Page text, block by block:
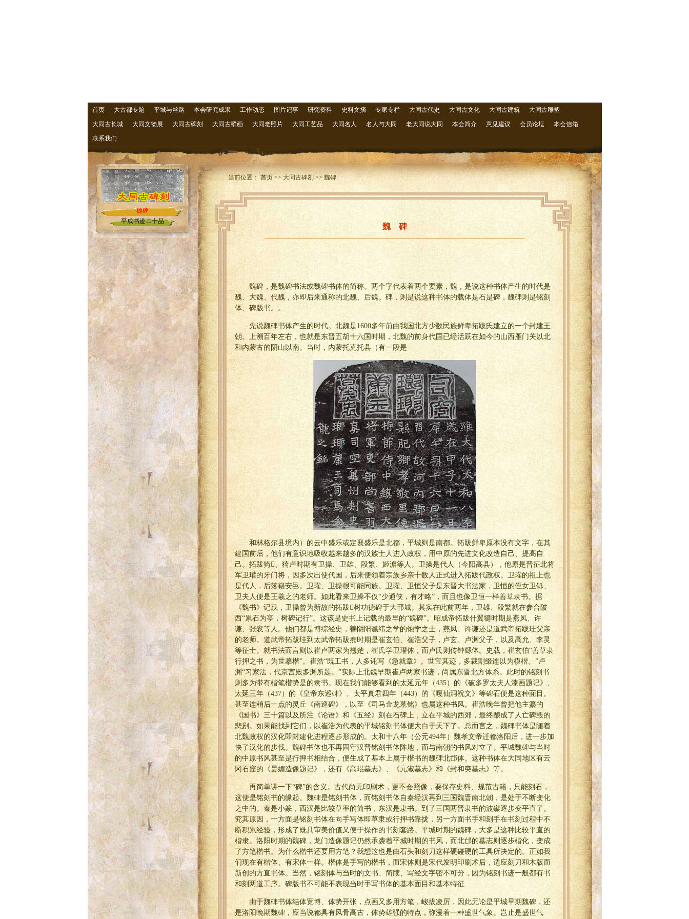
首页 大古都专题 平城与丝路 本会研究成果 工作动态 图片记事 研究资料 史料文摘 专家专栏 大同古代史 大同古文化 大同古建筑
大同古雕塑
大同古长城
大同文物展 大同古碑刻 大同古壁画 大同老照片 大同工艺品 大同名人 名人与大同 老大同说大同 本会简介 意见建议 会员论坛
本会信箱
联系我们
魏碑
平成书迹二十品
当前位置： 首页 >> 大同古碑刻 >> 魏碑
魏 碑
魏碑，是魏碑书法或魏碑书体的简称。两个字代表着两个要素，魏，是说这种书体产生的时代是
魏、大魏、代魏，亦即后来通称的北魏、后魏。碑，则是说这种书体的载体是石是碑，魏碑则是铭刻
体、碑版书。。
先说魏碑书体产生的时代。北魏是1600多年前由我国北方少数民族鲜卑拓跋氏建立的一个封建王
朝。上溯百年左右，也就是东晋五胡十六国时期，北魏的前身代国已经活跃在如今的山西雁门关以北
和内蒙古的阴山以南。当时，内蒙托克托县（有一段是
和林格尔县境内）的云中盛乐或定襄盛乐是北都，平城则是南都。拓跋鲜卑原本没有文字，在其
建国前后，他们有意识地吸收越来越多的汉族士人进入政权，用中原的先进文化改造自己、提高自
己。拓跋猗、猗卢时期有卫操、卫雄、段繁、姬澹等人。卫操是代人（今阳高县），他原是晋征北将
军卫瓘的牙门将，因多次出使代国，后来便领着宗族乡亲十数人正式进入拓跋代政权。卫瓘的祖上也
是代人，后落籍安邑。卫瓘、卫操很可能同族。卫瓘、卫恒父子是东晋大书法家，卫恒的侄女卫铄、
卫夫人便是王羲之的老师。如此看来卫操不仅“少通侠，有才略”，而且也像卫恒一样善草隶书。据
《魏书》记载，卫操曾为新故的拓跋树功德碑于大邗城。其实在此前两年，卫雄、段繁就在参合陂
西“累石为亭，树碑记行”。这该是史书上记载的最早的“魏碑”。昭成帝拓跋什翼犍时期是燕凤、许
谦、张衮等人。他们都是博综经史，善阴阳谶纬之学的饱学之士，燕凤、许谦还是道武帝拓跋珪父亲
的老师。道武帝拓跋珪到太武帝拓跋焘时期是崔玄伯、崔浩父子，卢玄、卢渊父子，以及高允、李灵
等征士。就书法而言则以崔卢两家为翘楚，崔氏学卫瓘体，而卢氏则传钟繇体。史载，崔玄伯“善草隶
行押之书，为世摹楷”。崔浩“既工书，人多讬写《急就章》。世宝其迹，多裁割缀连以为模楷。”卢
渊“习家法，代京宫殿多渊所题。”实际上北魏早期崔卢两家书迹，尚属东晋北方体系。此时的铭刻书
则多为带有楷笔楷势是的隶书。现在我们能够看到的太延元年（435）的《破多罗太夫人漆画题记》、
太延三年（437）的《皇帝东巡碑》、太平真君四年（443）的《嘎仙洞祝文》等碑石便是这种面目。
甚至连稍后一点的灵丘《南巡碑》，以至《司马金龙墓铭》也属这种书风。崔浩晚年曾把他主纂的
《国书》三十篇以及所注《论语》和《五经》刻在石碑上，立在平城的西郊，最终酿成了人亡碑毁的
悲剧。如果能找到它们，以崔浩为代表的平城铭刻书体便大白于天下了。总而言之，魏碑书体是随着
北魏政权的汉化即封建化进程逐步形成的。太和十八年（公元494年）魏孝文帝迁都洛阳后，进一步加
快了汉化的步伐。魏碑书体也不再固守汉晋铭刻书体阵地，而与南朝的书风对立了。平城魏碑与当时
的中原书风甚至是行押书相结合，便生成了基本上属于楷书的魏碑北邙体。这种书体在大同地区有云
冈石窟的《昙媚造像题记》，还有《高琨墓志》、《元淑墓志》和《封和突墓志》等。
再简单讲一下“碑”的含义。古代尚无印刷术，更不会照像，要保存史料、规范古籍，只能刻石，
这便是铭刻书的缘起。魏碑是铭刻书体，而铭刻书体自秦经汉再到三国魏晋南北朝，是处于不断变化
之中的。秦是小篆，西汉是比较草率的简书，东汉是隶书。到了三国两晋隶书的波磔逐步变平直了。
究其原因，一方面是铭刻书体在向手写体即草隶或行押书靠拢，另一方面书手和刻手在书刻过程中不
断积累经验，形成了既具审美价值又便于操作的书刻套路。平城时期的魏碑，大多是这种比较平直的
楷隶。洛阳时期的魏碑，龙门造像题记仍然承袭着平城时期的书风，而北邙的墓志则逐步楷化，变成
了方笔楷书。为什么楷书还要用方笔？我想这也是由石头和刻刀这样硬碰硬的工具所决定的。正如我
们现在有楷体、有宋体一样。楷体是手写的楷书，而宋体则是宋代发明印刷术后，适应刻刀和木版而
新创的方直书体。当然，铭刻体与当时的文书、简牍、写经文字密不可分，因为铭刻书迹一般都有书
和刻两道工序。碑版书不可能不表现当时手写书体的基本面目和基本特征
由于魏碑书体结体宽博、体势开张，点画又多用方笔，峻拔凌厉，因此无论是平城早期魏碑，还
是洛阳晚期魏碑，应当说都具有风骨高古，体势雄强的特点，弥漫着一种盛世气象。岂止是盛世气